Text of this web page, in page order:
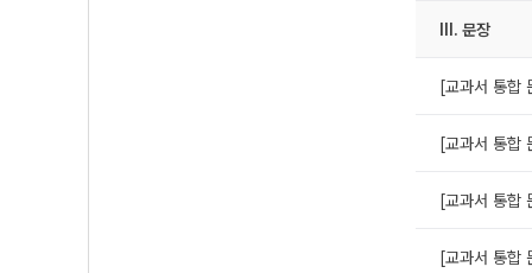
Ⅲ. 문장
[교과서 통합
[교과서 통합
[교과서 통합
[교과서 통합